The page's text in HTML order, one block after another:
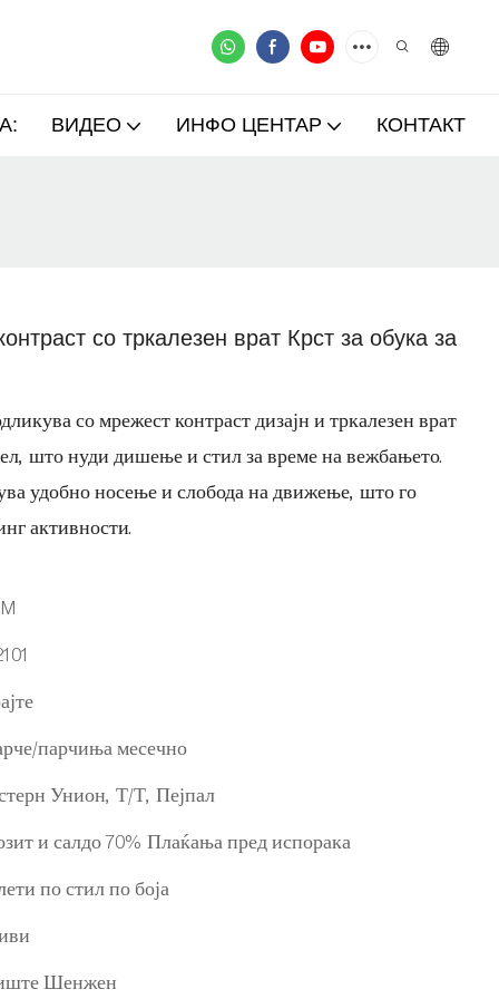
ВИДЕО ИНФО ЦЕНТАР КОНТАКТ
со тркалезен врат Крст за обука за
со мрежест контраст дизајн и тркалезен врат
што нуди дишење и стил за време на вежбањето.
удобно носење и слобода на движење, што го
активности.
парчиња месечно
Унион, Т/Т, Пејпал
и салдо 70% Плаќања пред испорака
по стил по боја
Шенжен